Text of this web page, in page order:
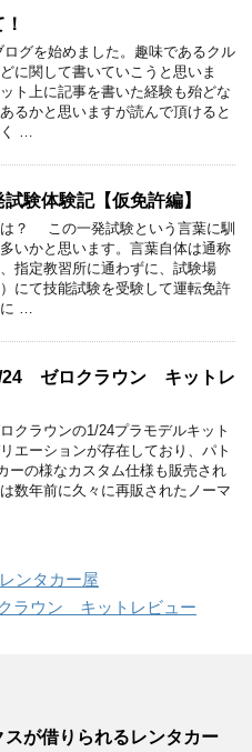
ログを始めました。趣味であるクル
に関して書いていこうと思いま
ト上に記事を書いた経験も殆どな
るかと思いますが読んで頂けると
く …
験体験記【仮免許編】
は？ この一発試験という言葉に馴
いかと思います。言葉自体は通称
指定教習所に通わずに、試験場
）にて技能試験を受験して運転免許
に …
ゼロクラウン キットレ
クラウンの1/24プラモデルキット
エーションが存在しており、パト
ーの様なカスタム仕様も販売され
数年前に久々に再販されたノーマ
ンタカー屋
ラウン キットレビュー
スが借りられるレンタカー